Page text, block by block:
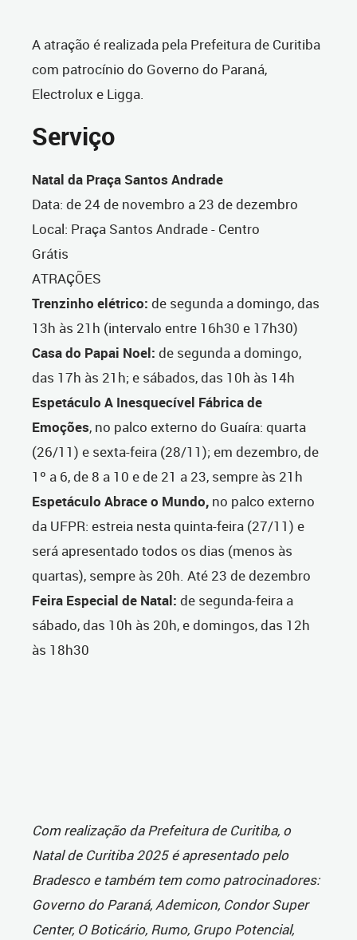
A atração é realizada pela Prefeitura de Curitiba
com patrocínio do Governo do Paraná,
Electrolux e Ligga.
Serviço
Natal da Praça Santos Andrade
Data: de 24 de novembro a 23 de dezembro
Local: Praça Santos Andrade - Centro
Grátis
ATRAÇÕES
Trenzinho elétrico: de segunda a domingo, das
13h às 21h (intervalo entre 16h30 e 17h30)
Casa do Papai Noel: de segunda a domingo,
das 17h às 21h; e sábados, das 10h às 14h
Espetáculo A Inesquecível Fábrica de
Emoções, no palco externo do Guaíra: quarta
(26/11) e sexta-feira (28/11); em dezembro, de
1º a 6, de 8 a 10 e de 21 a 23, sempre às 21h
Espetáculo Abrace o Mundo, no palco externo
da UFPR: estreia nesta quinta-feira (27/11) e
será apresentado todos os dias (menos às
quartas), sempre às 20h. Até 23 de dezembro
Feira Especial de Natal: de segunda-feira a
sábado, das 10h às 20h, e domingos, das 12h
às 18h30
Com realização da Prefeitura de Curitiba, o
Natal de Curitiba 2025 é apresentado pelo
Bradesco e também tem como patrocinadores:
Governo do Paraná, Ademicon, Condor Super
Center, O Boticário, Rumo, Grupo Potencial,